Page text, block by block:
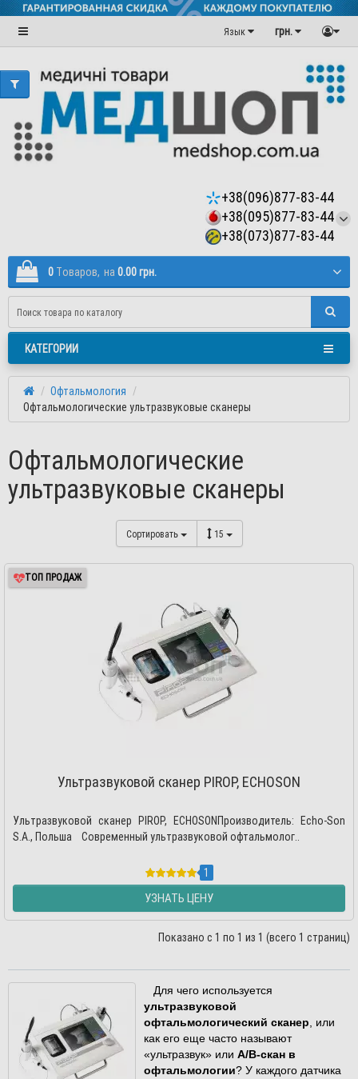
грн.
Язык
+38(096)877-83-44
+38(095)877-83-44
+38(073)877-83-44
0 Tоваров, на 0.00 грн.
КАТЕГОРИИ
Офтальмология
Офтальмологические ультразвуковые сканеры
Офтальмологические
ультразвуковые сканеры
Сортировать 15
ТОП ПРОДАЖ
Ультразвуковой сканер PIROP, ECHOSON
Ультразвуковой сканер PIROP, ECHOSONПроизводитель: Echo-Son
S.A., Польша Современный ультразвуковой офтальмолог..
1
УЗНАТЬ ЦЕНУ
Показано с 1 по 1 из 1 (всего 1 страниц)
Для чего используется
ультразвуковой
офтальмологический сканер, или
как его еще часто называют
«ультразвук» или А/В-скан в
офтальмологии? У каждого датчика